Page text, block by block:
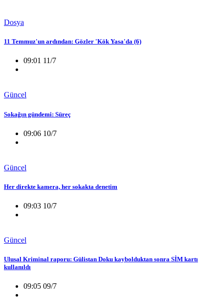
Dosya
11 Temmuz'un ardından: Gözler 'Kök Yasa'da (6)
09:01 11/7
Güncel
Sokağın gündemi: Süreç
09:06 10/7
Güncel
Her direkte kamera, her sokakta denetim
09:03 10/7
Güncel
Ulusal Kriminal raporu: Gülistan Doku kaybolduktan sonra SİM kartı
kullanıldı
09:05 09/7